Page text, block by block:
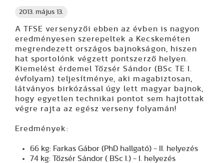
2013. május 13.
A TFSE versenyzői ebben az évben is nagyon
eredményesen szerepeltek a Kecskeméten
megrendezett országos bajnokságon, hiszen
hat sportolónk végzett pontszerző helyen.
Kiemelést érdemel Tőzsér Sándor (BSc TE I.
évfolyam) teljesítménye, aki magabiztosan,
látványos birkózással úgy lett magyar bajnok,
hogy egyetlen technikai pontot sem hajtottak
végre rajta az egész verseny folyamán!
Eredmények:
66 kg: Farkas Gábor (PhD hallgató) - II. helyezés
74 kg: Tőzsér Sándor ( BSc I.) - I. helyezés